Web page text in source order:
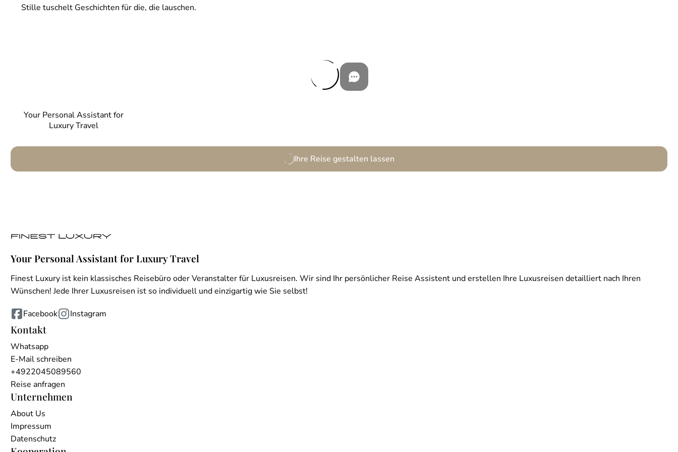
Your Personal Assistant for
Luxury Travel
Ihre Reise gestalten lassen
Stille tuschelt Geschichten für die, die lauschen.
Your Personal Assistant for Luxury Travel
Finest Luxury ist kein klassisches Reisebüro oder Veranstalter für Luxusreisen. Wir sind Ihr persönlicher Reise Assistent und erstellen Ihre Luxusreisen detailliert nach Ihren
Wünschen! Jede Ihrer Luxusreisen ist so individuell und einzigartig wie Sie selbst!
Facebook Instagram
Kontakt
Whatsapp
E-Mail schreiben
+4922045089560
Reise anfragen
Unternehmen
About Us
Impressum
Datenschutz